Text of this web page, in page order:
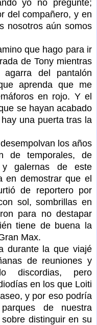
yo no pregunté;
del compañero, y en
nosotros aún somos
que hago para ir
de Tony mientras
del pantalón
aprenda que me
en rojo. Y el
se hayan acabado
una puerta tras la
los años
de temporales, de
galernas de este
en demostrar que el
de reportero por
sol, sombrillas en
para no destapar
tiene de buena la
Max.
la que viajé
de reuniones y
discordias, pero
en los que Loiti
y por eso podría
de nuestra
distinguir en su